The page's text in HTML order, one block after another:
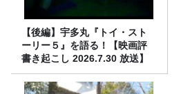
【後編】宇多丸『トイ・スト
ーリー５』を語る！【映画評
書き起こし 2026.7.30 放送】